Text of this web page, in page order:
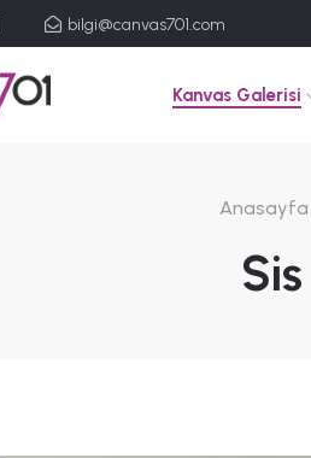
bilgi@canvas701.com
Kanvas Galerisi
Anasayfa